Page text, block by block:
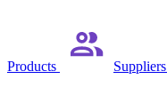
Products Suppliers